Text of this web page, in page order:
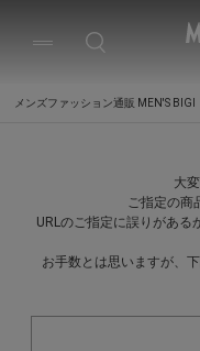
メンズファッション通販 MEN'S BIGI
大
ご指定の商
URLのご指定に誤りがある
お手数とは思いますが、